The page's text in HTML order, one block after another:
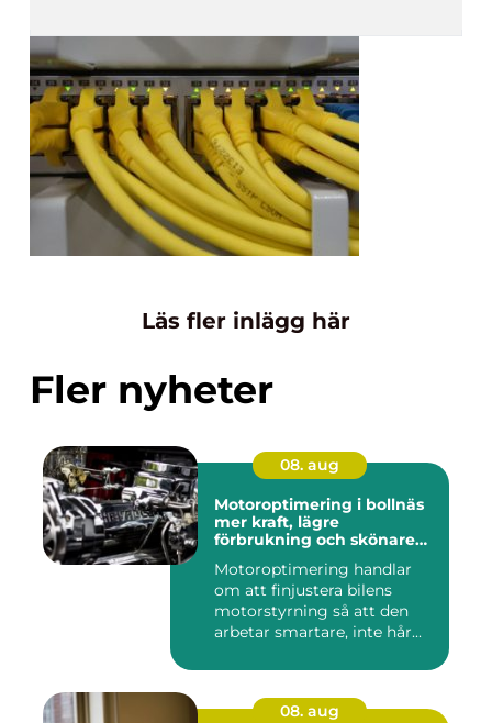
Läs fler inlägg här
Fler nyheter
08. aug
Motoroptimering i bollnäs
mer kraft, lägre
förbrukning och skönare
Motoroptimering handlar
om att finjustera bilens
motorstyrning så att den
arbetar smartare, inte hår...
08. aug